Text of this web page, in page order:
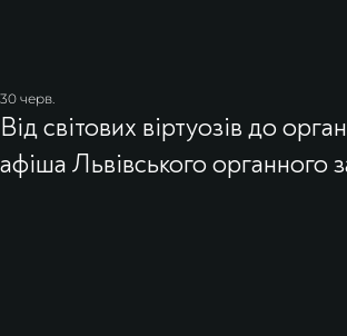
​Від світових віртуозів до
афіша Львівського органного
30 черв.